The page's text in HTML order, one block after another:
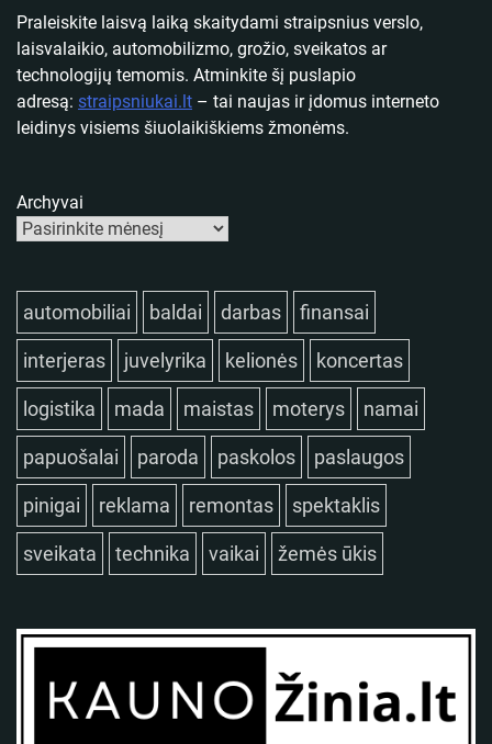
Praleiskite laisvą laiką skaitydami straipsnius verslo,
laisvalaikio, automobilizmo, grožio, sveikatos ar
technologijų temomis. Atminkite šį puslapio
adresą: straipsniukai.lt – tai naujas ir įdomus interneto
leidinys visiems šiuolaikiškiems žmonėms.
Archyvai
automobiliai baldai darbas finansai
interjeras juvelyrika kelionės koncertas
logistika mada maistas moterys namai
papuošalai paroda paskolos paslaugos
pinigai reklama remontas spektaklis
sveikata technika vaikai žemės ūkis